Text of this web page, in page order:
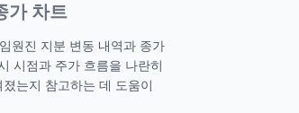
가 차트
원진 지분 변동 내역과 종가
시점과 주가 흐름을 나란히
는지 참고하는 데 도움이